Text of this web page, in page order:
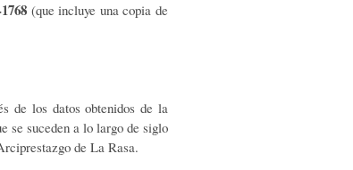
(que incluye una copia de
de los datos obtenidos de la
se suceden a lo largo de siglo
de La Rasa.